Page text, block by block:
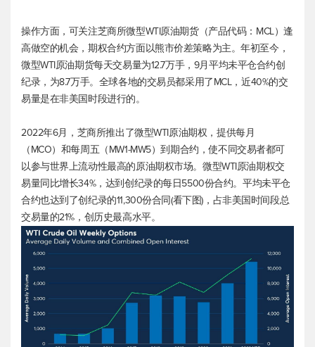
操作方面，可关注芝商所微型WTI原油期货（产品代码：MCL）逢
高做空的机会，期权合约方面以熊市价差策略为主。年初至今，
微型WTI原油期货每天交易量为12.7万手，9月平均未平仓合约创
纪录，为8.7万手。全球各地的交易员都采用了MCL，近40%的交
易量是在非美国时段进行的。
2022年6月，芝商所推出了微型WTI原油期权，提供每月
（MCO）和每周五（MW1-MW5）到期合约，使不同交易者都可
以参与世界上流动性最高的原油期权市场。微型WTI原油期权交
易量同比增长34%，达到创纪录的每日5500份合约。平均未平仓
合约也达到了创纪录的11,300份合同(看下图)，占非美国时间段总
交易量的21%，创历史最高水平。